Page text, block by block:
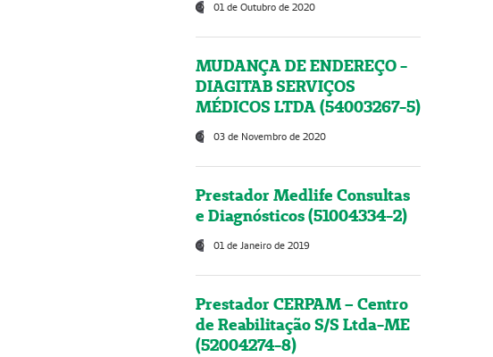
01 de Outubro de 2020
MUDANÇA DE ENDEREÇO -
DIAGITAB SERVIÇOS
MÉDICOS LTDA (54003267-5)
03 de Novembro de 2020
Prestador Medlife Consultas
e Diagnósticos (51004334-2)
01 de Janeiro de 2019
Prestador CERPAM – Centro
de Reabilitação S/S Ltda-ME
(52004274-8)